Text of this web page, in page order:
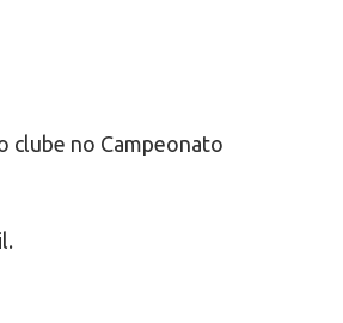
clube no Campeonato